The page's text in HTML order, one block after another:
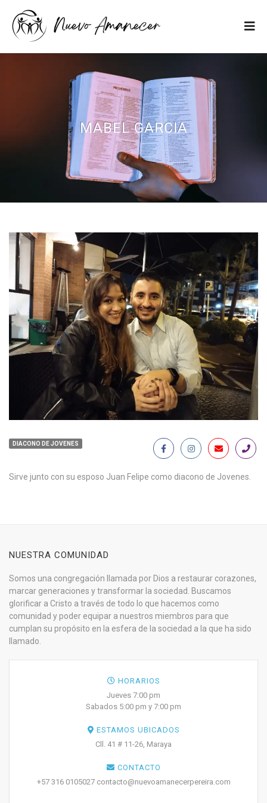
MABEL GARCIA
DIACONO DE JOVENES
Sirve junto con su esposo Juan Felipe como diacono de Jovenes.
NUESTRA COMUNIDAD
Somos una congregación llamada por Dios a restaurar corazones,
marcar generaciones y transformar la sociedad. Buscamos
glorificar a Cristo a través de todo lo que hacemos como
comunidad y poder equipar a nuestros miembros para que
cumplan su propósito en la esfera de la sociedad a la que ha sido
llamado.
HORARIOS
Jueves 7:00 pm
Sabados 5:00 pm y 7:00 pm
ESTAMOS UBICADOS
Cll. 41 # 11-26, Maraya
CONTACTO
+57 316 0105027 contacto@nuevoamanecerpereira.com